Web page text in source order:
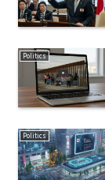
Politics
Politics